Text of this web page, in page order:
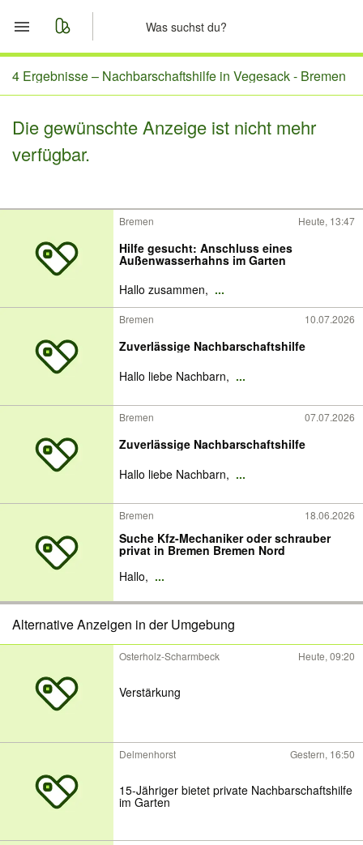
Start
Nachrichten
4 Ergebnisse – Nachbarschaftshilfe in Vegesack - Bremen
Die gewünschte Anzeige ist nicht mehr
verfügbar.
Bremen Heute, 13:47
Hilfe gesucht: Anschluss eines
Außenwasserhahns im Garten
Hallo zusammen, ...
Bremen 10.07.2026
Zuverlässige Nachbarschaftshilfe
Hallo liebe Nachbarn, ...
Bremen 07.07.2026
Zuverlässige Nachbarschaftshilfe
Hallo liebe Nachbarn, ...
Bremen 18.06.2026
Suche Kfz-Mechaniker oder schrauber
privat in Bremen Bremen Nord
Hallo, ...
Alternative Anzeigen in der Umgebung
Osterholz-Scharmbeck Heute, 09:20
Verstärkung
Delmenhorst Gestern, 16:50
15-Jähriger bietet private Nachbarschaftshilfe
im Garten